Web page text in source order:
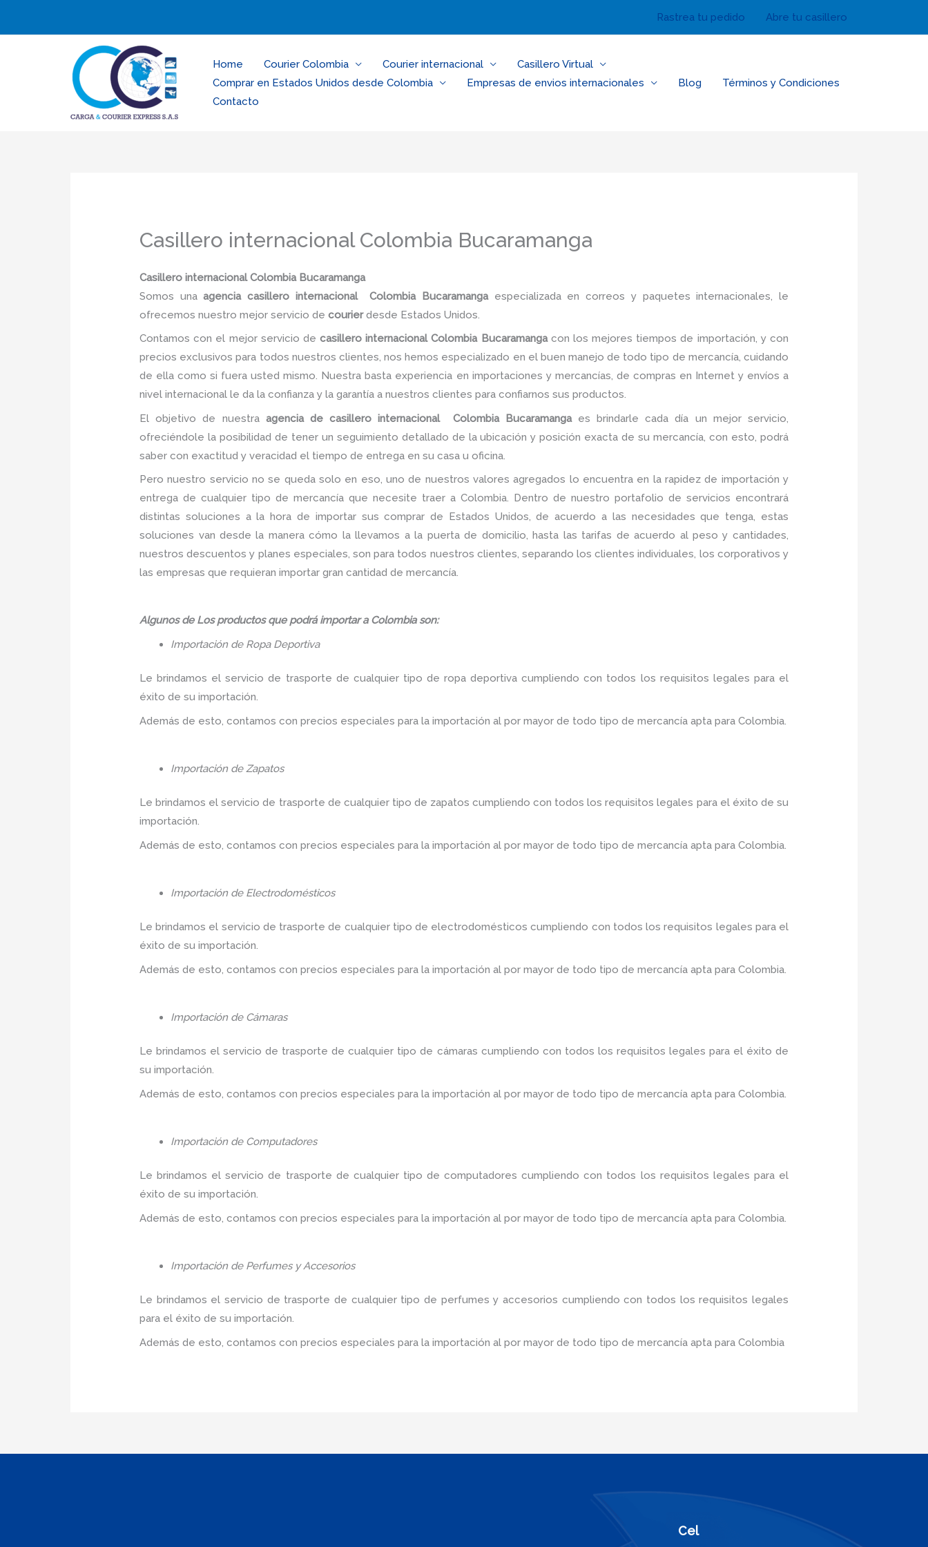
Rastrea tu pedido Abre tu casillero
Home Courier Colombia Courier internacional
Casillero Virtual
Comprar en Estados Unidos desde Colombia
Empresas de envios internacionales Blog
Términos y Condiciones
Contacto
Casillero internacional Colombia Bucaramanga
Casillero internacional Colombia Bucaramanga
Somos unaagencia casillero internacional Colombia Bucaramangaespecializada en correos y paquetes internacionales, le
ofrecemos nuestro mejor servicio de courierdesde Estados Unidos.
Contamos con el mejor servicio decasillero internacional Colombia Bucaramangacon los mejores tiempos de importación, y con
precios exclusivos para todos nuestros clientes, nos hemos especializado en el buen manejo de todo tipo de mercancía, cuidando
de ella como si fuera usted mismo. Nuestra basta experiencia en importaciones y mercancías, de compras en Internet y envíos a
nivel internacional le da la confianza y la garantía a nuestros clientes para confiarnos sus productos.
El objetivo de nuestra agencia de casillero internacional Colombia Bucaramangaes brindarle cada día un mejor servicio,
ofreciéndole la posibilidad de tener un seguimiento detallado de la ubicación y posición exacta de su mercancía, con esto, podrá
saber con exactitud y veracidad el tiempo de entrega en su casa u oficina.
Pero nuestro servicio no se queda solo en eso, uno de nuestros valores agregados lo encuentra en la rapidez de importación y
entrega de cualquier tipo de mercancía que necesite traer a Colombia. Dentro de nuestro portafolio de servicios encontrará
distintas soluciones a la hora de importar sus comprar de Estados Unidos, de acuerdo a las necesidades que tenga, estas
soluciones van desde la manera cómo la llevamos a la puerta de domicilio, hasta las tarifas de acuerdo al peso y cantidades,
nuestros descuentos y planes especiales, son para todos nuestros clientes, separando los clientes individuales, los corporativos y
las empresas que requieran importar gran cantidad de mercancía.
Algunos de Los productos que podrá importar a Colombia son:
Importación de Ropa Deportiva
Le brindamos el servicio de trasporte de cualquier tipo de ropa deportiva cumpliendo con todos los requisitos legales para el
éxito de su importación.
Además de esto, contamos con precios especiales para la importación al por mayor de todo tipo de mercancía apta para Colombia.
Importación de Zapatos
Le brindamos el servicio de trasporte de cualquier tipo de zapatos cumpliendo con todos los requisitos legales para el éxito de su
importación.
Además de esto, contamos con precios especiales para la importación al por mayor de todo tipo de mercancía apta para Colombia.
Importación de Electrodomésticos
Le brindamos el servicio de trasporte de cualquier tipo de electrodomésticos cumpliendo con todos los requisitos legales para el
éxito de su importación.
Además de esto, contamos con precios especiales para la importación al por mayor de todo tipo de mercancía apta para Colombia.
Importación de Cámaras
Le brindamos el servicio de trasporte de cualquier tipo de cámaras cumpliendo con todos los requisitos legales para el éxito de
su importación.
Además de esto, contamos con precios especiales para la importación al por mayor de todo tipo de mercancía apta para Colombia.
Importación de Computadores
Le brindamos el servicio de trasporte de cualquier tipo de computadores cumpliendo con todos los requisitos legales para el
éxito de su importación.
Además de esto, contamos con precios especiales para la importación al por mayor de todo tipo de mercancía apta para Colombia.
Importación de Perfumes y Accesorios
Le brindamos el servicio de trasporte de cualquier tipo de perfumes y accesorios cumpliendo con todos los requisitos legales
para el éxito de su importación.
Además de esto, contamos con precios especiales para la importación al por mayor de todo tipo de mercancía apta para Colombia
Cel